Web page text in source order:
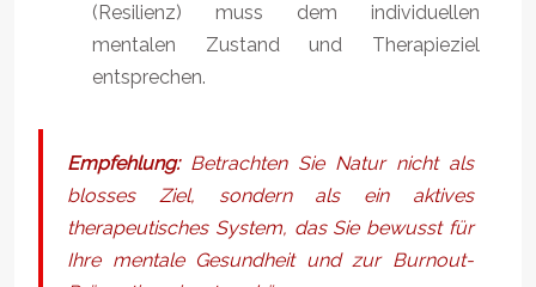
(Resilienz) muss dem individuellen
mentalen Zustand und Therapieziel
entsprechen.
Empfehlung:Betrachten Sie Natur nicht als
blosses Ziel, sondern als ein aktives
therapeutisches System, das Sie bewusst für
Ihre mentale Gesundheit und zur Burnout-